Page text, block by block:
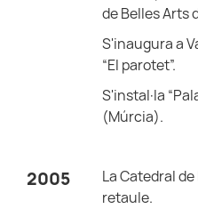
de Belles Arts
S'inaugura a
“El parotet”.
S'instal·la
(Múrcia).
2005
La Catedral
retaule.